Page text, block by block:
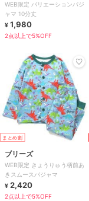
WEB限定 バリエーションパジ
ャマ 10分丈
¥ 1,980
2点以上で5%OFF
まとめ割
ブリーズ
WEB限定 きょうりゅう柄前あ
きスムースパジャマ
¥ 2,420
2点以上で5%OFF